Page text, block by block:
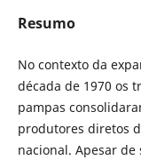
Resumo
No contexto da
década de 1970 os
pampas
produtores diretos
nacional. Apesar